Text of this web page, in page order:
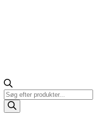
Products
search